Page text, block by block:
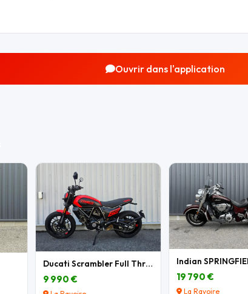
Ouvrir dans l'application
Ducati Scrambler Full Throttle 803 cm3
9 990 €
Indian
19 790 €
La Ravoire